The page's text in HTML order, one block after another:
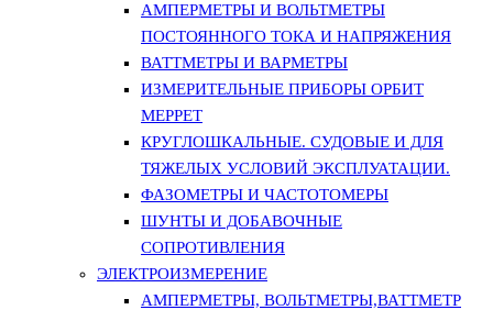
АМПЕРМЕТРЫ И ВОЛЬТМЕТРЫ
ПОСТОЯННОГО ТОКА И НАПРЯЖЕНИЯ
ВАТТМЕТРЫ И ВАРМЕТРЫ
ИЗМЕРИТЕЛЬНЫЕ ПРИБОРЫ ОРБИТ
МЕРРЕТ
КРУГЛОШКАЛЬНЫЕ. СУДОВЫЕ И ДЛЯ
ТЯЖЕЛЫХ УСЛОВИЙ ЭКСПЛУАТАЦИИ.
ФАЗОМЕТРЫ И ЧАСТОТОМЕРЫ
ШУНТЫ И ДОБАВОЧНЫЕ
СОПРОТИВЛЕНИЯ
ЭЛЕКТРОИЗМЕРЕНИЕ
АМПЕРМЕТРЫ, ВОЛЬТМЕТРЫ,ВАТТМЕТР